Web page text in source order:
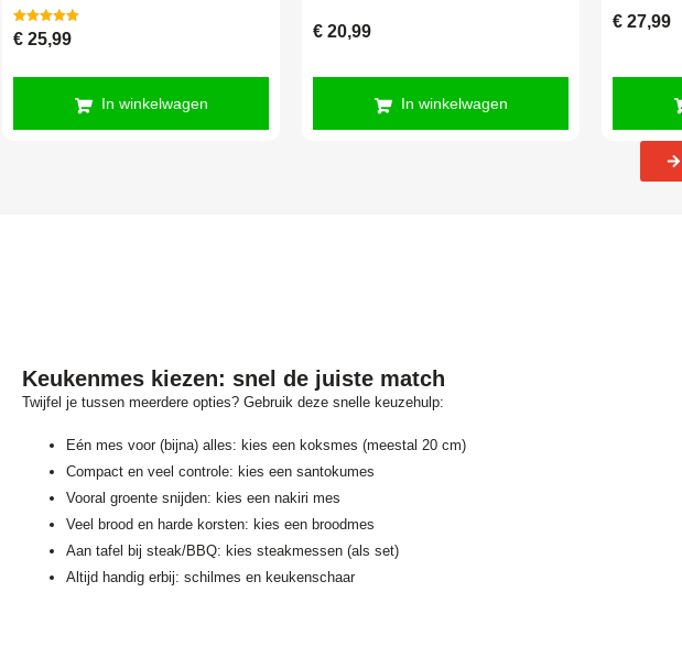
Gewaardeerd
5.00
€ 25,99
In winkelwagen
€ 20,99
In winkelwagen
€ 27,99
Keukenmes kiezen: snel de juiste match
Twijfel je tussen meerdere opties? Gebruik deze snelle keuzehulp:
Eén mes voor (bijna) alles: kies een koksmes (meestal 20 cm)
Compact en veel controle: kies een santokumes
Vooral groente snijden: kies een nakiri mes
Veel brood en harde korsten: kies een broodmes
Aan tafel bij steak/BBQ: kies steakmessen (als set)
Altijd handig erbij: schilmes en keukenschaar